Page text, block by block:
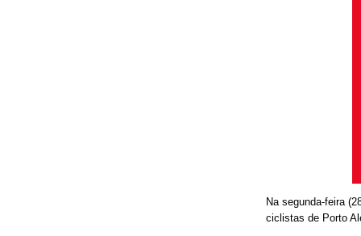
Na segunda-feira
ciclistas de Porto